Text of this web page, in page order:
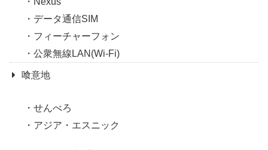
データ通信SIM
フィーチャーフォン
公衆無線LAN(Wi-Fi)
喰意地
せんべろ
アジア・エスニック